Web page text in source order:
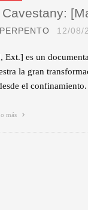
12/08/
Ext.] es un
la gran
el confinamiento.
más